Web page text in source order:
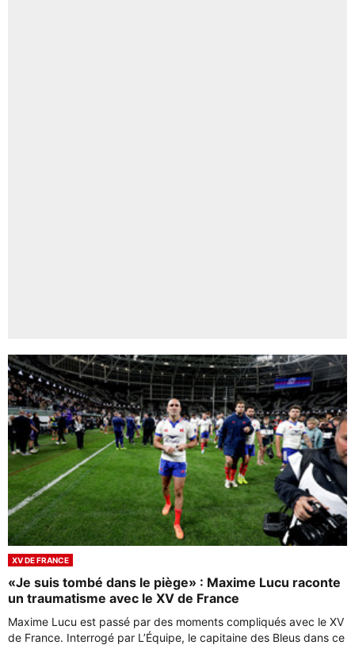
XV DE FRANCE
«Je suis tombé dans le piège» : Maxime Lucu raconte
un traumatisme avec le XV de France
Maxime Lucu est passé par des moments compliqués avec le XV
de France. Interrogé par L’Équipe, le capitaine des Bleus dans ce